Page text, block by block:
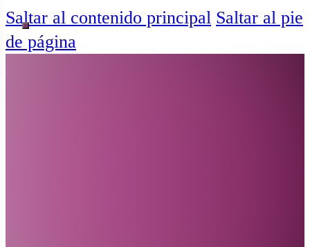
Saltar al contenido principal Saltar al pie
de página